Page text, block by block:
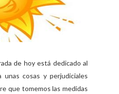
de hoy está dedicado al
unas cosas y perjudiciales
que tomemos las medidas